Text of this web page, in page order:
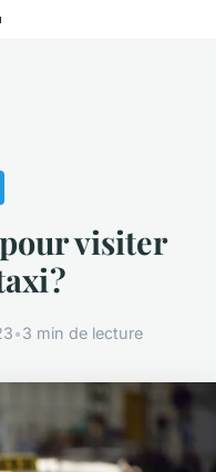
visiter
?
•3 min de lecture